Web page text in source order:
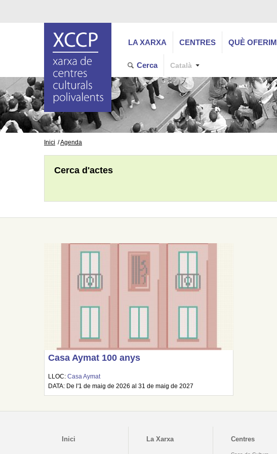
LA XARXA CENTRES QUÈ OFERIM
Cerca Català
Inici Agenda
Cerca d'actes
Casa Aymat 100 anys
LLOC:Casa Aymat
DATA: De l'1 de maig de 2026 al 31 de maig de 2027
Inici La Xarxa Centres